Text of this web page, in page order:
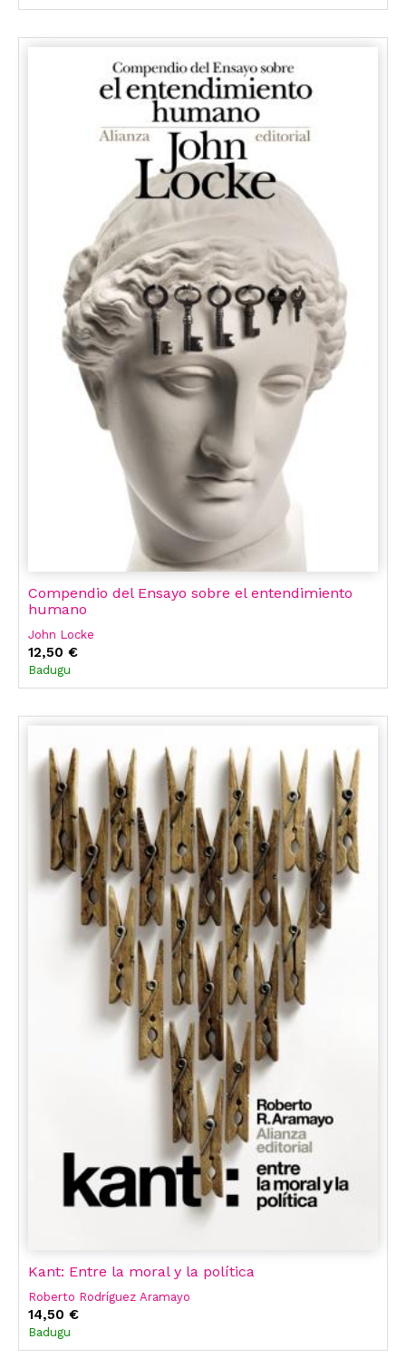
Compendio del Ensayo sobre el entendimiento
humano
John Locke
12,50 €
Badugu
Kant: Entre la moral y la política
Roberto Rodríguez Aramayo
14,50 €
Badugu